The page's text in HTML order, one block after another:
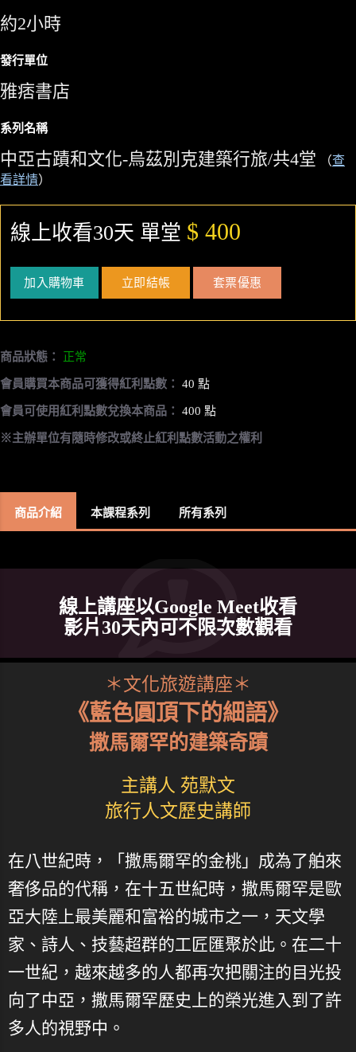
約2小時
發行單位
雅痞書店
系列名稱
中亞古蹟和文化-烏茲別克建築行旅/共4堂 （查
看詳情）
線上收看30天 單堂 $ 400
加入購物車 立即結帳 套票優惠
商品狀態： 正常
會員購買本商品可獲得紅利點數： 40 點
會員可使用紅利點數兌換本商品： 400 點
※主辦單位有隨時修改或終止紅利點數活動之權利
商品介紹 本課程系列 所有系列
線上講座以Google Meet收看
影片30天內可不限次數觀看
＊文化旅遊講座＊
《藍色圓頂下的細語》
撒馬爾罕的建築奇蹟
主講人 苑默文
旅行人文歷史講師
在八世紀時，「撒馬爾罕的金桃」成為了舶來
奢侈品的代稱，在十五世紀時，撒馬爾罕是歐
亞大陸上最美麗和富裕的城市之一，天文學
家、詩人、技藝超群的工匠匯聚於此。在二十
一世紀，越來越多的人都再次把關注的目光投
向了中亞，撒馬爾罕歷史上的榮光進入到了許
多人的視野中。